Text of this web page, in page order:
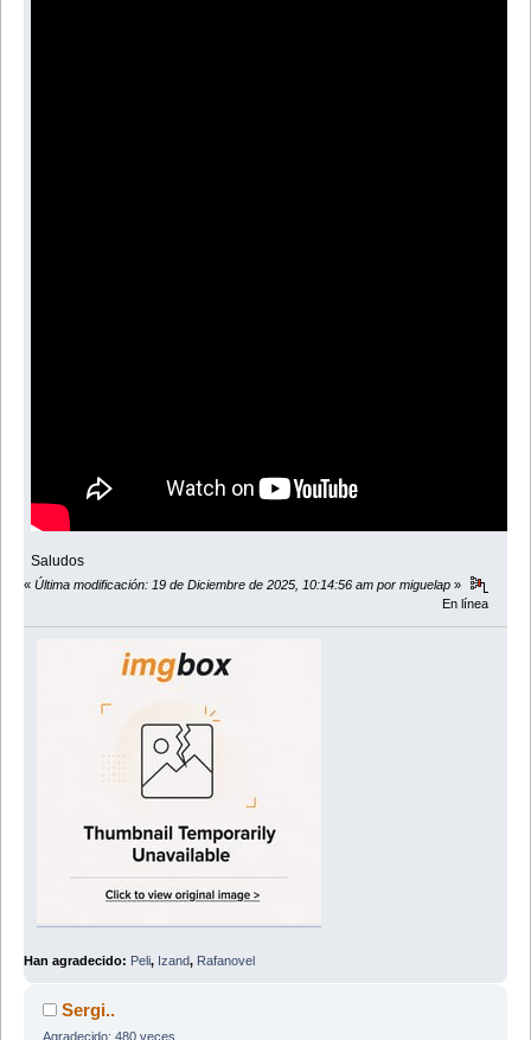
Saludos
« Última modificación: 19 de Diciembre de 2025, 10:14:56 am por miguelap »
En línea
Han agradecido: Peli, Izand, Rafanovel
Sergi..
Agradecido: 480 veces